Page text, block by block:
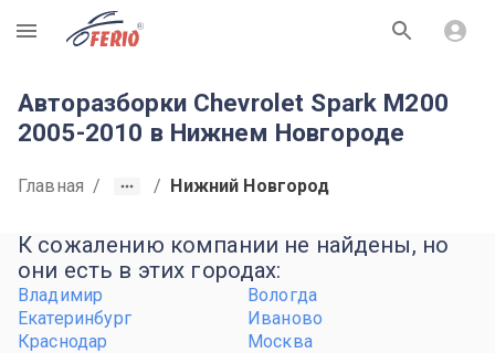
R
Авторазборки Chevrolet Spark M200
2005-2010 в Нижнем Новгороде
Главная / / Нижний Новгород
К сожалению компании не найдены, но
они есть в этих городах:
Владимир
Вологда
Екатеринбург
Иваново
Краснодар
Москва